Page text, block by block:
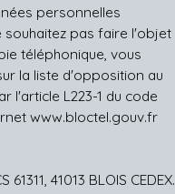
personnelles
souhaitez pas faire l'objet
téléphonique, vous
la liste d'opposition au
l'article L223-1 du code
www.bloctel.gouv.fr
41013 BLOIS CEDEX.